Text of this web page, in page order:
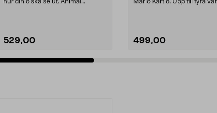
hur din ö ska se ut. Animal
529,00
Mario Kart 8. Upp till fyra
499,00